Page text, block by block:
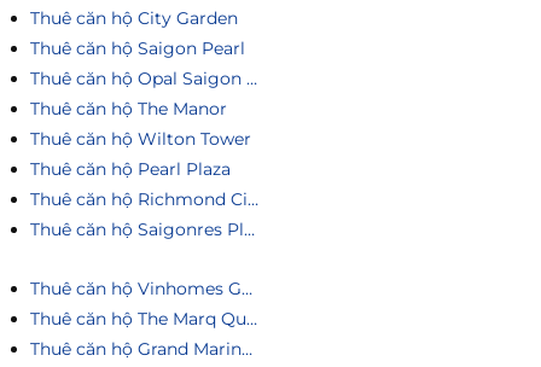
Thuê căn hộ City Garden
Thuê căn hộ Saigon Pearl
Thuê căn hộ Opal Saigon Pearl
Thuê căn hộ The Manor
Thuê căn hộ Wilton Tower
Thuê căn hộ Pearl Plaza
Thuê căn hộ Richmond City
Thuê căn hộ Saigonres Plaza
Thuê căn hộ Vinhomes Golden River
Thuê căn hộ The Marq Quận 1
Thuê căn hộ Grand Marina Saigon